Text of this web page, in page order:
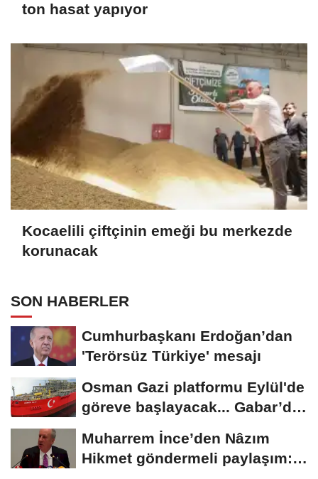
ton hasat yapıyor
Kocaelili çiftçinin emeği bu merkezde
korunacak
SON HABERLER
Cumhurbaşkanı Erdoğan’dan
'Terörsüz Türkiye' mesajı
Osman Gazi platformu Eylül'de
göreve başlayacak... Gabar’da
Muharrem İnce’den Nâzım
Hikmet göndermeli paylaşım: